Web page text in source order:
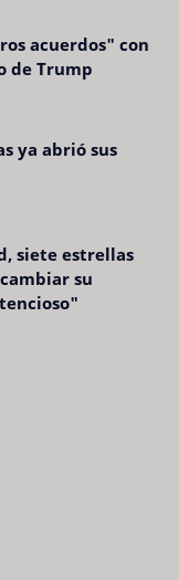
acuerdos" con
de Trump
ya abrió sus
siete estrellas
su